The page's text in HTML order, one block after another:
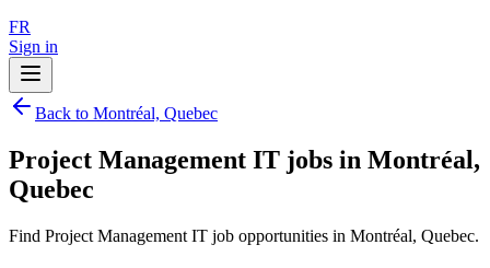
FR
Sign in
Back to Montréal, Quebec
Project Management IT jobs in Montréal,
Quebec
Find Project Management IT job opportunities in Montréal, Quebec.